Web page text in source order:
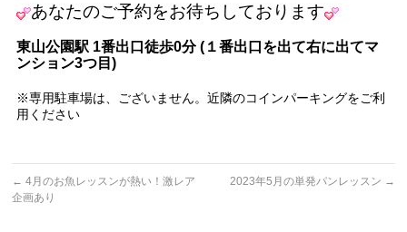
あなたのご予約をお待ちしております
東山公園駅 1番出口徒歩0分 ( １番出口を出て右に出てマ
ンション3つ目)
※専用駐車場は、ございません。近隣のコインパーキングをご利
用ください
← 4月のお魚レッスンが熱い！激レア
企画あり
2023年5月の単発パンレッスン →